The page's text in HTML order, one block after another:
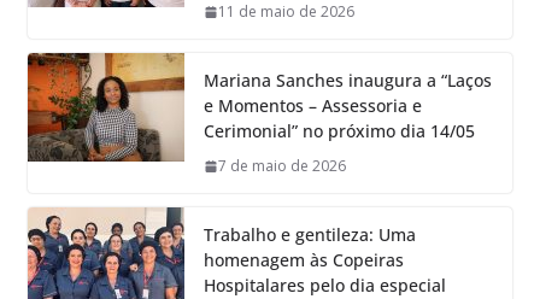
11 de maio de 2026
Mariana Sanches inaugura a “Laços
e Momentos – Assessoria e
Cerimonial” no próximo dia 14/05
7 de maio de 2026
Trabalho e gentileza: Uma
homenagem às Copeiras
Hospitalares pelo dia especial